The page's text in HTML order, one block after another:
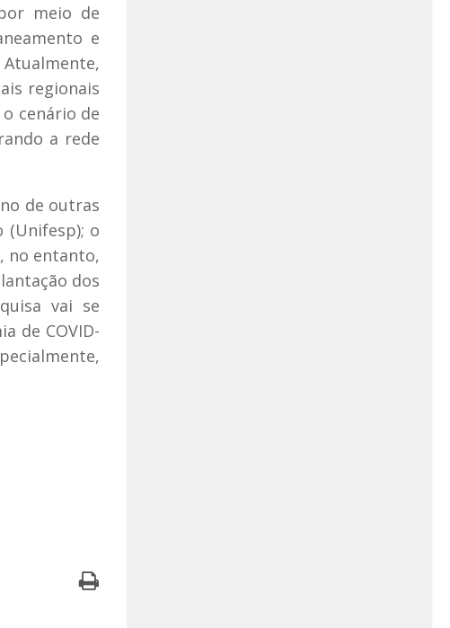
meio de
e
regionais
cenário de
a rede
de outras
(Unifesp); o
no entanto,
dos
vai se
de COVID-